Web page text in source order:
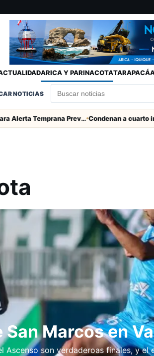
ARICA Y PARINACOTATARAPACÁ
NOTICIAS
SENAPRED declara Alerta Temprana Preventiva en Tarapacá por lluvias, nevadas y tormentas eléctricas
Marcos en
son verdaderoas finales, y el